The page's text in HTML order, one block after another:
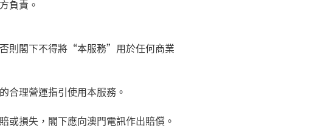
負責。
則閣下不得將 “本服務” 用於任何商業
合理營運指引使用本服務。
或損失， 閣下應向澳門電訊作出賠償。